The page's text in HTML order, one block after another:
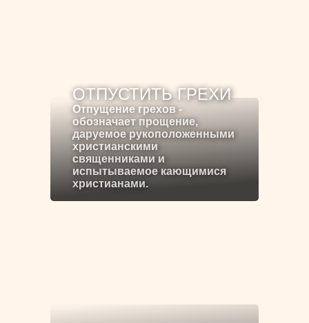
ОТПУСТИТЬ ГРЕХИ
Отпущение грехов -
обозначает прощение,
даруемое рукоположенными
христианскими
священниками и
испытываемое кающимися
христианами.